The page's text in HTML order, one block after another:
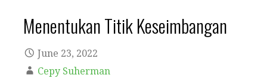
Menentukan Titik Keseimbangan
June 23, 2022
Cepy Suherman